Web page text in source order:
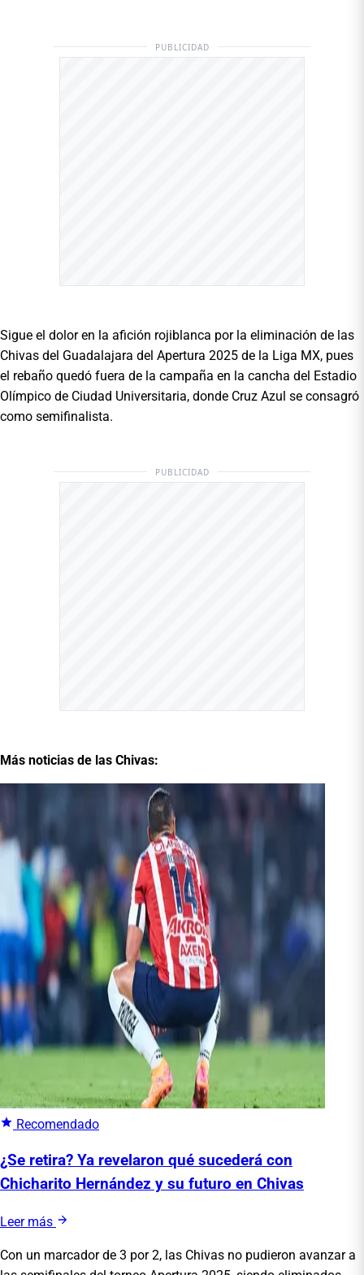
PUBLICIDAD
Sigue el dolor en la afición rojiblanca por la eliminación de las
Chivas del Guadalajara del Apertura 2025 de la Liga MX, pues
el rebaño quedó fuera de la campaña en la cancha del Estadio
Olímpico de Ciudad Universitaria, donde Cruz Azul se consagró
como semifinalista.
PUBLICIDAD
Más noticias de las Chivas:
Recomendado
¿Se retira? Ya revelaron qué sucederá con
Chicharito Hernández y su futuro en Chivas
Leer más
Con un marcador de 3 por 2, las Chivas no pudieron avanzar a